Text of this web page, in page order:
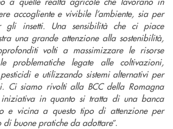
accogliente e vivibile l’ambiente, sia per
gli insetti. Una sensibilità che ci piace
una grande attenzione alla sostenibilità,
volti a massimizzare le risorse
problematiche legate alle coltivazioni,
e utilizzando sistemi alternativi per
Ci siamo rivolti alla BCC della Romagna
iniziativa in quanto si tratta di una banca
e vicina a questo tipo di attenzione per
di buone pratiche da adottare”.